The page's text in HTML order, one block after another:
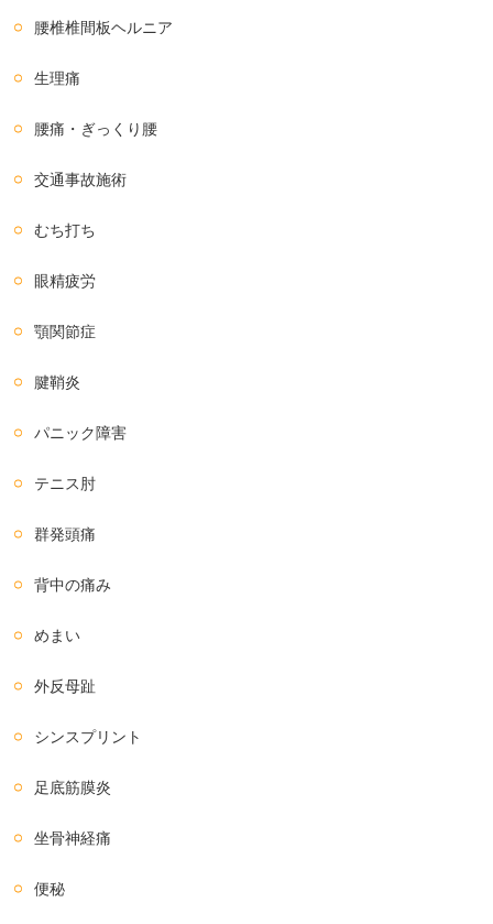
腰椎椎間板ヘルニア
生理痛
腰痛・ぎっくり腰
交通事故施術
むち打ち
眼精疲労
顎関節症
腱鞘炎
パニック障害
テニス肘
群発頭痛
背中の痛み
めまい
外反母趾
シンスプリント
足底筋膜炎
坐骨神経痛
便秘